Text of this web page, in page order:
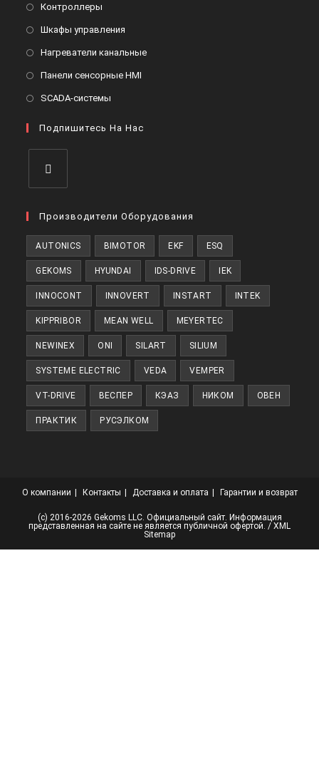
Контроллеры
Шкафы управления
Нагреватели канальные
Панели сенсорные HMI
SCADA-системы
Подпишитесь На Нас
Производители Оборудования
AUTONICS BIMOTOR EKF ESQ
GEKOMS HYUNDAI IDS-DRIVE IEK
INNOCONT INNOVERT INSTART INTEK
KIPPRIBOR MEAN WELL MEYERTEC
NEWINEX ONI SILART SILIUM
SYSTEME ELECTRIC VEDA VEMPER
VT-DRIVE ВЕСПЕР КЭАЗ НИКОМ ОВЕН
ПРАКТИК РУСЭЛКОМ
О компании Контакты Доставка и оплата Гарантии и возврат
(с) 2016-2026 Gekoms LLC. Официальный сайт. Информация
представленная на сайте не является публичной офертой. / XML
Sitemap